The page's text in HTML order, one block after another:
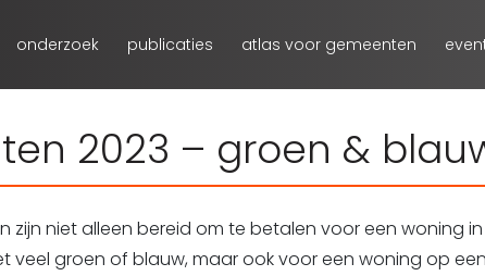
onderzoek publicaties atlas voor gemeenten
2023 – groen &
zijn niet alleen bereid om te betalen voor een woning
veel groen of blauw, maar ook voor een woning op